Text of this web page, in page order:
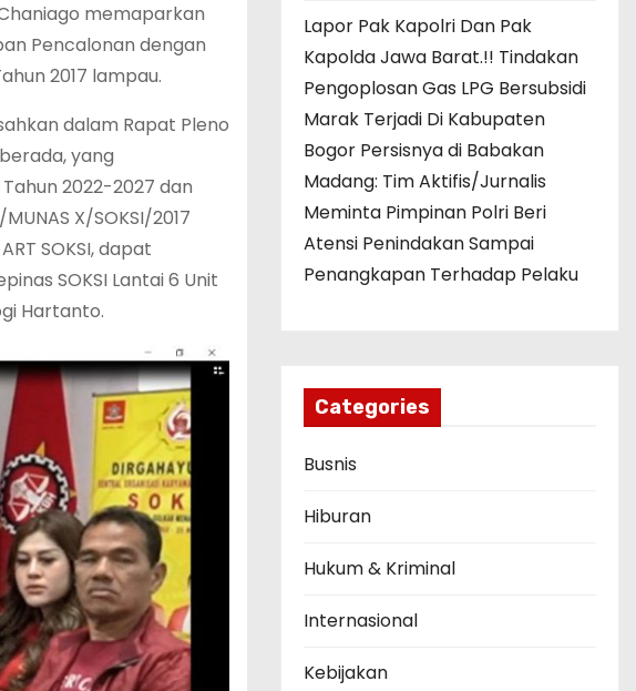
memaparkan
Pencalonan dengan
2017 lampau.
dalam Rapat Pleno
yang
2022-2027 dan
X/SOKSI/2017
SOKSI, dapat
SOKSI Lantai 6 Unit
Hartanto.
Lapor Pak Kapolri Dan Pak
Kapolda Jawa Barat.!! Tindakan
Pengoplosan Gas LPG Bersubsidi
Marak Terjadi Di Kabupaten
Bogor Persisnya di Babakan
Madang: Tim Aktifis/Jurnalis
Meminta Pimpinan Polri Beri
Atensi Penindakan Sampai
Penangkapan Terhadap Pelaku
Categories
Busnis
Hiburan
Hukum & Kriminal
Internasional
Kebijakan